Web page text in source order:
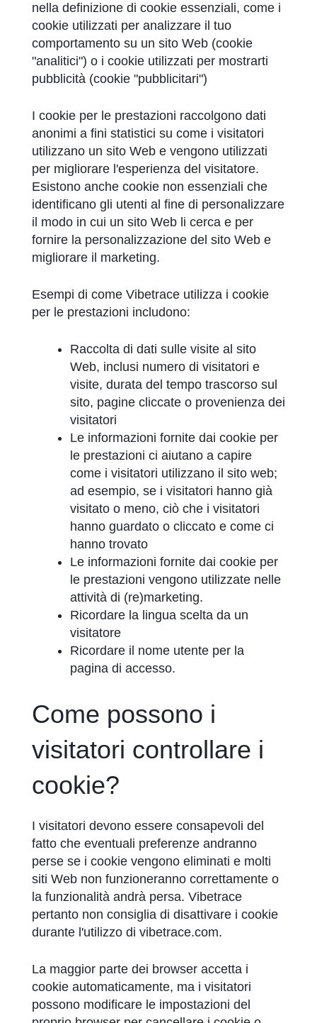
nella definizione di cookie essenziali, come i
cookie utilizzati per analizzare il tuo
comportamento su un sito Web (cookie
"analitici") o i cookie utilizzati per mostrarti
pubblicità (cookie "pubblicitari")
I cookie per le prestazioni raccolgono dati
anonimi a fini statistici su come i visitatori
utilizzano un sito Web e vengono utilizzati
per migliorare l'esperienza del visitatore.
Esistono anche cookie non essenziali che
identificano gli utenti al fine di personalizzare
il modo in cui un sito Web li cerca e per
fornire la personalizzazione del sito Web e
migliorare il marketing.
Esempi di come Vibetrace utilizza i cookie
per le prestazioni includono:
Raccolta di dati sulle visite al sito
Web, inclusi numero di visitatori e
visite, durata del tempo trascorso sul
sito, pagine cliccate o provenienza dei
visitatori
Le informazioni fornite dai cookie per
le prestazioni ci aiutano a capire
come i visitatori utilizzano il sito web;
ad esempio, se i visitatori hanno già
visitato o meno, ciò che i visitatori
hanno guardato o cliccato e come ci
hanno trovato
Le informazioni fornite dai cookie per
le prestazioni vengono utilizzate nelle
attività di (re)marketing.
Ricordare la lingua scelta da un
visitatore
Ricordare il nome utente per la
pagina di accesso.
Come possono i
visitatori controllare i
cookie?
I visitatori devono essere consapevoli del
fatto che eventuali preferenze andranno
perse se i cookie vengono eliminati e molti
siti Web non funzioneranno correttamente o
la funzionalità andrà persa. Vibetrace
pertanto non consiglia di disattivare i cookie
durante l'utilizzo di vibetrace.com.
La maggior parte dei browser accetta i
cookie automaticamente, ma i visitatori
possono modificare le impostazioni del